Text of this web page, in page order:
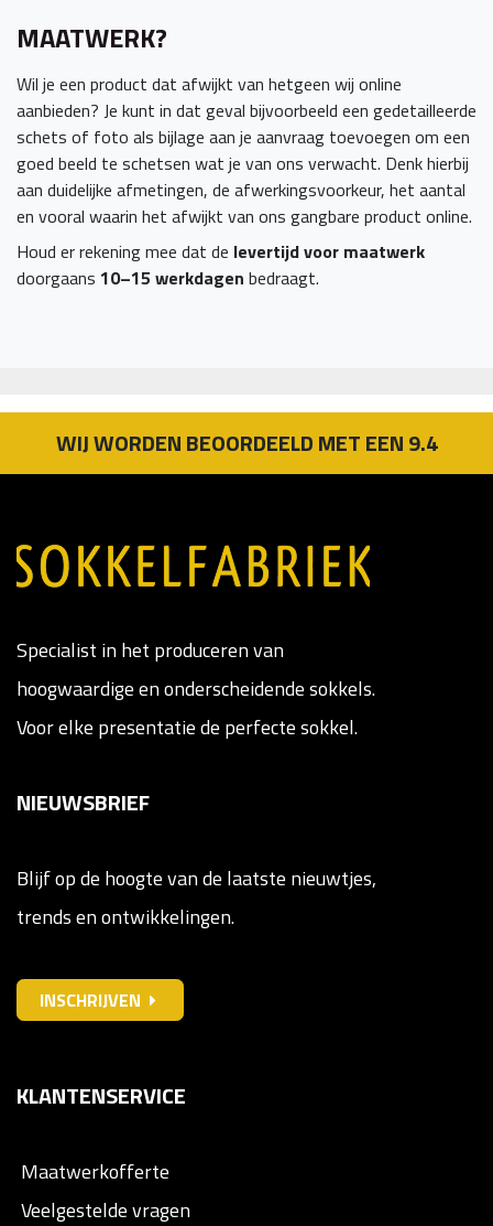
MAATWERK?
Wil je een product dat afwijkt van hetgeen wij online
aanbieden? Je kunt in dat geval bijvoorbeeld een gedetailleerde
schets of foto als bijlage aan je aanvraag toevoegen om een
goed beeld te schetsen wat je van ons verwacht. Denk hierbij
aan duidelijke afmetingen, de afwerkingsvoorkeur, het aantal
en vooral waarin het afwijkt van ons gangbare product online.
Houd er rekening mee dat de levertijd voor maatwerk
doorgaans 10–15 werkdagen bedraagt.
WIJ WORDEN BEOORDEELD MET EEN 9.4
Specialist in het produceren van
hoogwaardige en onderscheidende sokkels.
Voor elke presentatie de perfecte sokkel.
NIEUWSBRIEF
Blijf op de hoogte van de laatste nieuwtjes,
trends en ontwikkelingen.
INSCHRIJVEN
KLANTENSERVICE
Maatwerkofferte
Veelgestelde vragen